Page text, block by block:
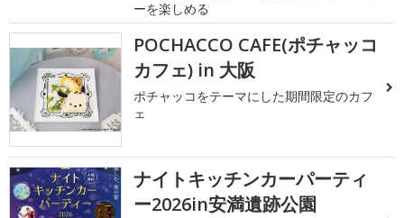
ーを楽しめる
POCHACCO CAFE(ポチャッコ
カフェ) in 大阪
ポチャッコをテーマにした期間限定のカフ
ェ
ナイトキッチンカーパーティ
ー2026in安満遺跡公園